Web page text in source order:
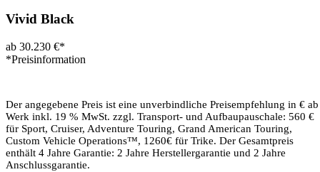
Vivid Black
ab 30.230 €*
*Preisinformation
Der angegebene Preis ist eine unverbindliche Preisempfehlung in € ab
Werk inkl. 19 % MwSt. zzgl. Transport- und Aufbaupauschale: 560 €
für Sport, Cruiser, Adventure Touring, Grand American Touring,
Custom Vehicle Operations™, 1260€ für Trike. Der Gesamtpreis
enthält 4 Jahre Garantie: 2 Jahre Herstellergarantie und 2 Jahre
Anschlussgarantie.